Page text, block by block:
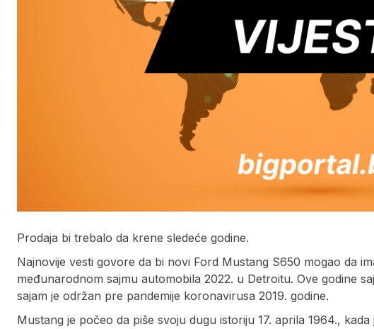
Prodaja bi trebalo da krene sledeće godine.
Najnovije vesti govore da bi novi Ford Mustang S650 mogao da
međunarodnom sajmu automobila 2022. u Detroitu. Ove godine
sajam je održan pre pandemije koronavirusa 2019. godine.
Mustang je počeo da piše svoju dugu istoriju 17. aprila 1964.,